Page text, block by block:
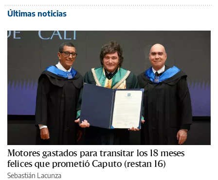
Últimas noticias
Motores gastados para transitar los 18 meses
felices que prometió Caputo (restan 16)
Sebastián Lacunza